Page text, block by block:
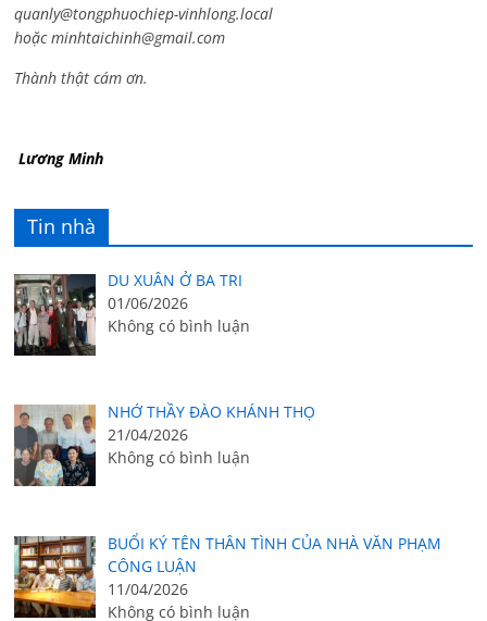
quanly@tongphuochiep-vinhlong.local
hoặcminhtaichinh@gmail.com
Thành thật cám ơn.
Lương Minh
Tin nhà
DU XUÂN Ở BA TRI
01/06/2026
Không có bình luận
NHỚ THẦY ĐÀO KHÁNH THỌ
21/04/2026
Không có bình luận
BUỔI KÝ TÊN THÂN TÌNH CỦA NHÀ VĂN PHẠM
CÔNG LUẬN
11/04/2026
Không có bình luận